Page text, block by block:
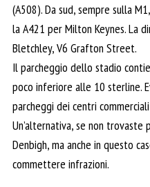
(A508). Da sud, sempre sulla
la A421 per Milton Keynes. La
Bletchley, V6 Grafton Street.
Il parcheggio dello stadio
poco inferiore alle 10 sterline.
parcheggi dei centri
Un’alternativa, se non trovaste
Denbigh, ma anche in questo
commettere infrazioni.